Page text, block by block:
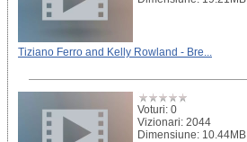
Tiziano Ferro and Kelly Rowland - Bre...
Voturi: 0
Vizionari: 2044
Dimensiune: 10.44MB